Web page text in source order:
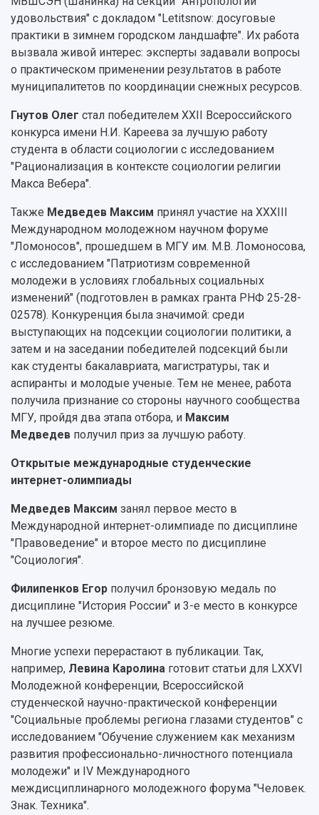
удовольствия" с докладом "Letitsnow: досуговые
практики в зимнем городском ландшафте". Их работа
вызвала живой интерес: эксперты задавали вопросы
о практическом применении результатов в работе
муниципалитетов по координации снежных ресурсов.
Гнутов Олег стал победителем XXII Всероссийского
конкурса имени Н.И. Кареева за лучшую работу
студента в области социологии с исследованием
"Рационализация в контексте социологии религии
Макса Вебера".
Также Медведев Максим принял участие на XXXIII
Международном молодежном научном форуме
"Ломоносов", прошедшем в МГУ им. М.В. Ломоносова,
с исследованием "Патриотизм современной
молодежи в условиях глобальных социальных
изменений" (подготовлен в рамках гранта РНФ 25-28-
02578). Конкуренция была значимой: среди
выступающих на подсекции социологии политики, а
затем и на заседании победителей подсекций были
как студенты бакалавриата, магистратуры, так и
аспиранты и молодые ученые. Тем не менее, работа
получила признание со стороны научного сообщества
МГУ, пройдя два этапа отбора, и Максим
Медведев получил приз за лучшую работу.
Открытые международные студенческие
интернет-олимпиады
Медведев Максим занял первое место в
Международной интернет-олимпиаде по дисциплине
"Правоведение" и второе место по дисциплине
"Социология".
Филипенков Егор получил бронзовую медаль по
дисциплине "История России" и 3-е место в конкурсе
на лучшее резюме.
Многие успехи перерастают в публикации. Так,
например, Левина Каролина готовит статьи для LXXVI
Молодежной конференции, Всероссийской
студенческой научно-практической конференции
"Социальные проблемы региона глазами студентов" с
исследованием "Обучение служением как механизм
развития профессионально-личностного потенциала
молодежи" и IV Международного
междисциплинарного молодежного форума "Человек.
Знак. Техника".